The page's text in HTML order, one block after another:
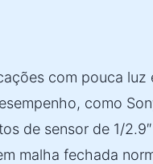
com pouca luz
como
de sensor de 1/
malha fechada